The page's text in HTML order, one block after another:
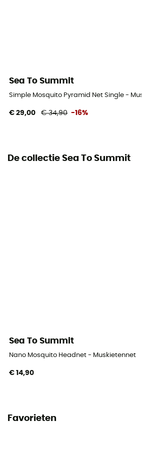
Sea To Summit
Simple Mosquito Pyramid Net Single -
€ 29,00 € 34,90 -16%
De collectie Sea To Summit
Sea To Summit
Nano Mosquito Headnet - Muskietennet
€ 14,90
Favorieten